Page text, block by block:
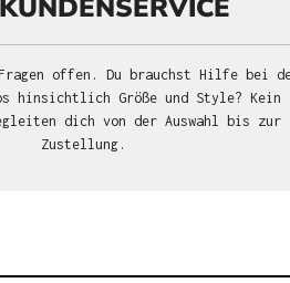
offen. Du brauchst Hilfe bei
hinsichtlich Größe und Style? Kein
dich von der Auswahl bis zur
Zustellung.